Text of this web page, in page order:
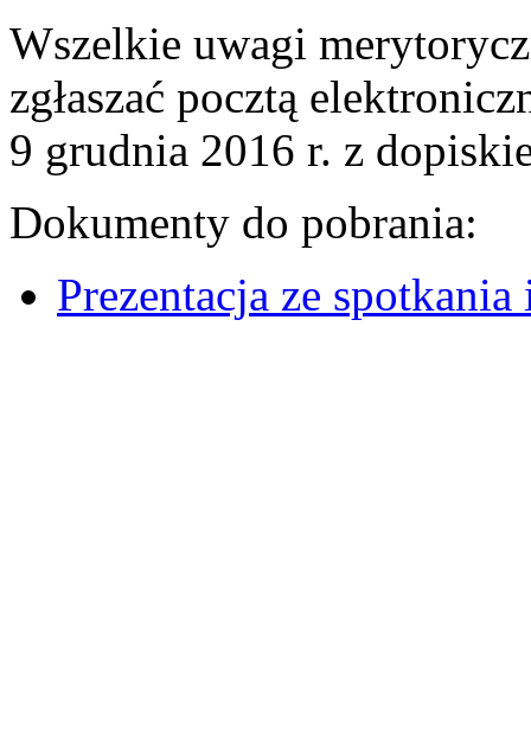
Wszelkie uwagi
zgłaszać pocztą
9 grudnia 2016 r. z
Dokumenty do pobrania:
Prezentacja ze